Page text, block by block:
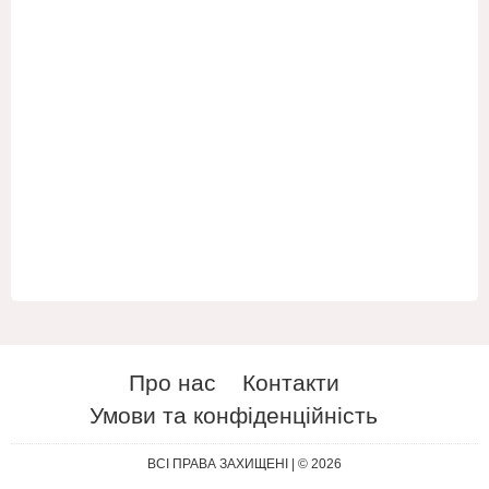
Про нас
Контакти
Умови та конфіденційність
ВСІ ПРАВА ЗАХИЩЕНІ | © 2026